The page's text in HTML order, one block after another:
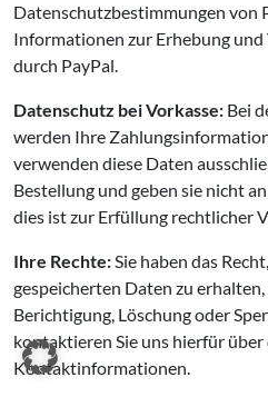
Datenschutzbestimmungen von
Informationen zur Erhebung
durch PayPal.
Datenschutz bei Vorkasse: Bei
werden Ihre
verwenden diese Daten
Bestellung und geben sie nicht
dies ist zur Erfüllung rechtlicher
Ihre Rechte:Sie haben das
gespeicherten Daten zu
Berichtigung, Löschung oder
kontaktieren Sie uns hierfür über
Kontaktinformationen.